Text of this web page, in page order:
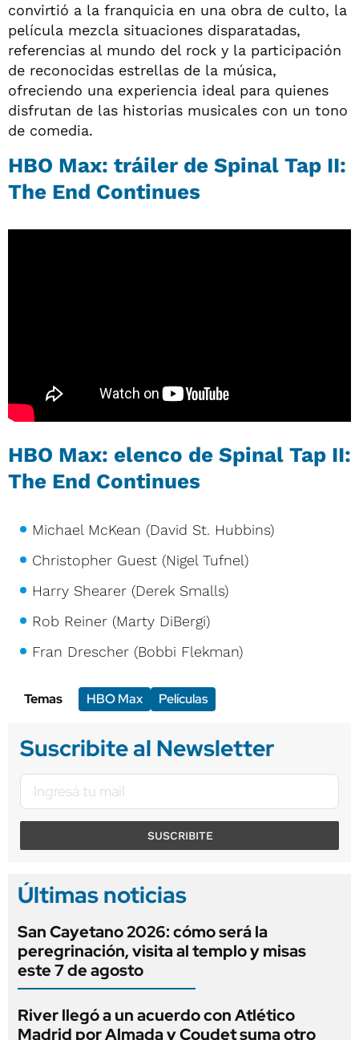
convirtió a la franquicia en una obra de culto, la
película mezcla situaciones disparatadas,
referencias al mundo del rock y la participación
de reconocidas estrellas de la música,
ofreciendo una experiencia ideal para quienes
disfrutan de las historias musicales con un tono
de comedia.
HBO Max: tráiler de Spinal Tap II:
The End Continues
HBO Max: elenco de Spinal Tap II:
The End Continues
Michael McKean (David St. Hubbins)
Christopher Guest (Nigel Tufnel)
Harry Shearer (Derek Smalls)
Rob Reiner (Marty DiBergi)
Fran Drescher (Bobbi Flekman)
Temas HBO Max Películas
Suscribite al Newsletter
SUSCRIBITE
Últimas noticias
San Cayetano 2026: cómo será la
peregrinación, visita al templo y misas
este 7 de agosto
River llegó a un acuerdo con Atlético
Madrid por Almada y Coudet suma otro